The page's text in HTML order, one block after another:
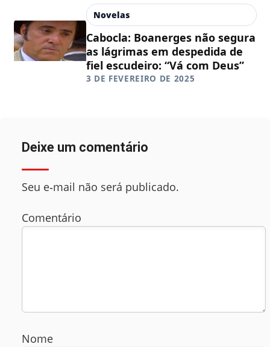
Novelas
Cabocla: Boanerges não segura
as lágrimas em despedida de
fiel escudeiro: “Vá com Deus”
3 DE FEVEREIRO DE 2025
Deixe um comentário
Seu e‑mail não será publicado.
Comentário
Nome